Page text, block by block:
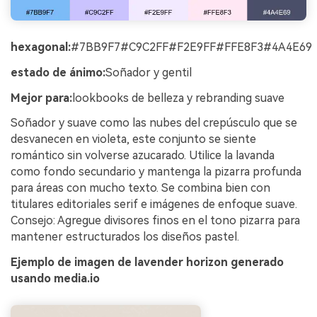
hexagonal:#7BB9F7#C9C2FF#F2E9FF#FFE8F3#4A4E69
estado de ánimo:Soñador y gentil
Mejor para: lookbooks de belleza y rebranding suave
Soñador y suave como las nubes del crepúsculo que se
desvanecen en violeta, este conjunto se siente
romántico sin volverse azucarado. Utilice la lavanda
como fondo secundario y mantenga la pizarra profunda
para áreas con mucho texto. Se combina bien con
titulares editoriales serif e imágenes de enfoque suave.
Consejo: Agregue divisores finos en el tono pizarra para
mantener estructurados los diseños pastel.
Ejemplo de imagen de lavender horizon generado
usando media.io